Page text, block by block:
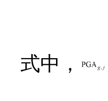
式中，